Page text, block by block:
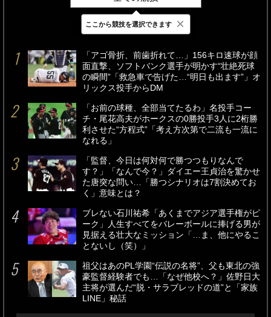
最新 24時間 週間
「アゴ骨折、前歯折れて…」156キロ速球が顔
面直撃、ソフトバンク選手が明かす“壮絶死球
の瞬間”「救急車で告げた…“明日も出ます”」オ
リックス投手からDM
「お前の球種、全部当てたるわ」名投手コー
チ・尾花高夫がホークスの0勝投手3人に2桁勝
利させた“方程式”「考え方次第で二流も一流に
なれる」
「監督、今日は何対何で勝つつもりなんで
す？」「なんで今？」ダイエー王貞治を驚かせ
た唐突な問い…「勝つシナリオは7割決めてお
く」意味とは？
ブレない石川祐希「あくまでアジア選手権がピ
ーク」人生すべてをバレーボールに捧げる男が
見据える壮大なミッション「…ま、他にやるこ
とないし（笑）」
祖父はあのPL学園“伝説の名将”、父も東北の強
豪監督経験者でも…「なぜ他校へ？」佐野日大
主将が選んだ“脱・サラブレッドの道”と「家族
LINE」秘話
ここから競技を選択できます ×